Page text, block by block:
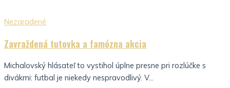
Nezaradené
Zavraždená tutovka a famózna akcia
Michalovský hlásateľ to vystihol úplne presne pri rozlúčke s
divákmi: futbal je niekedy nespravodlivý. V...